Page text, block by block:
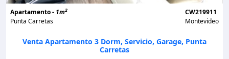
Apartamento - 1m2
Punta Carretas
CW219911
Montevideo
Venta Apartamento 3 Dorm, Servicio, Garage, Punta
Carretas